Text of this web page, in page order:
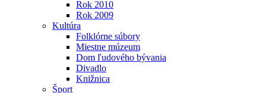
Rok 2010
Rok 2009
Kultúra
Folklórne súbory
Miestne múzeum
Dom ľudového bývania
Divadlo
Knižnica
Šport